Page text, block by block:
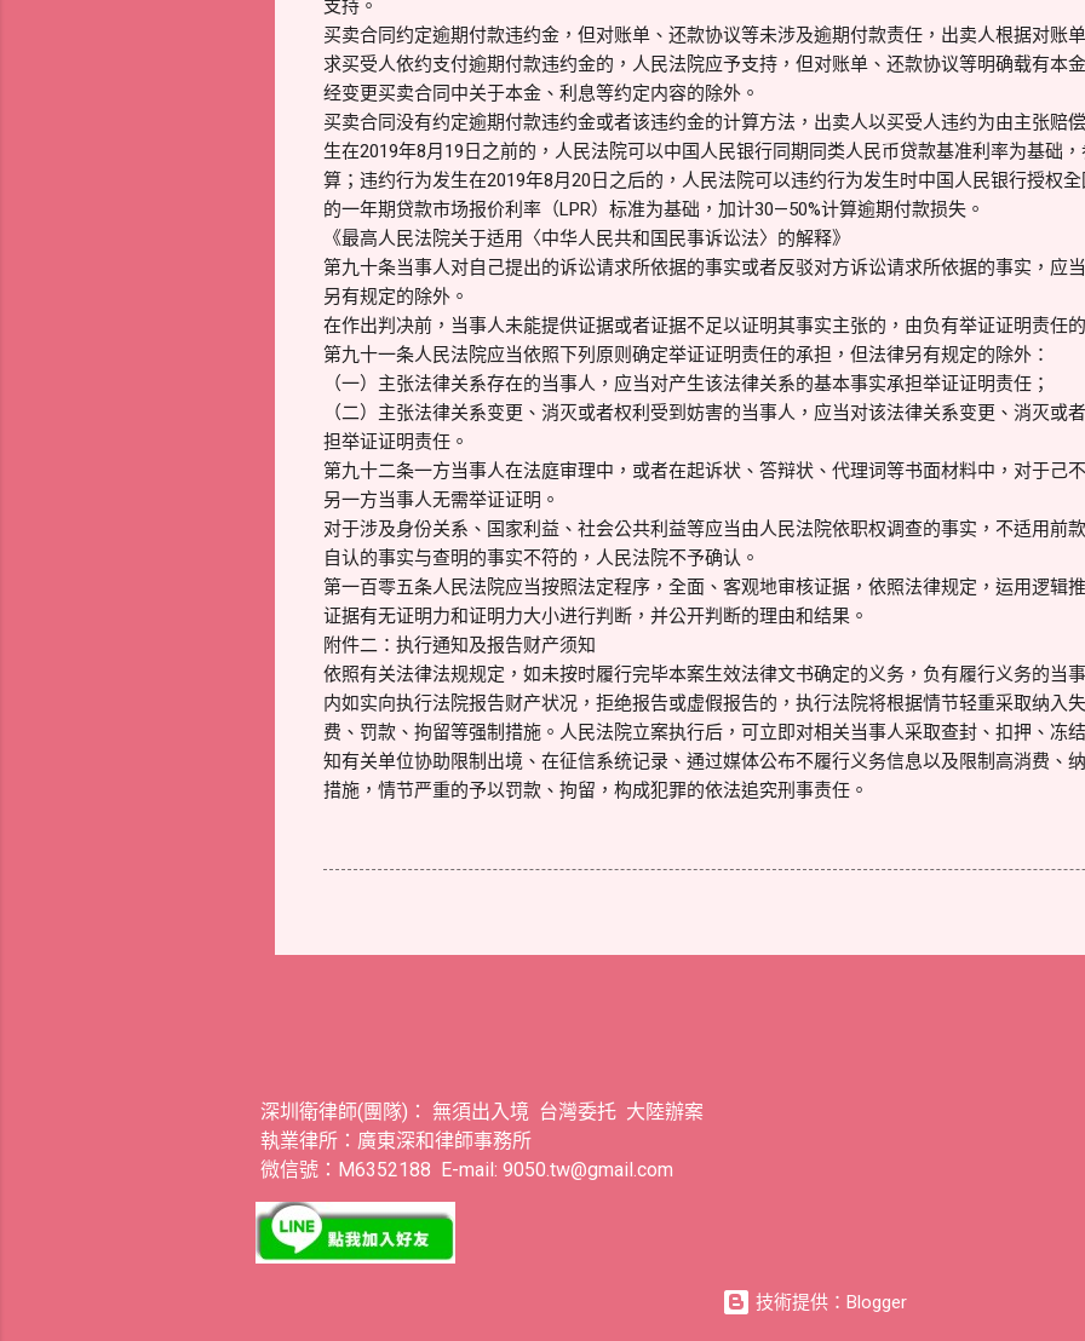
支持。
买卖合同约定逾期付款违约金，但对账单、还款协议等未涉及逾期付款责任，出卖人根据对账
求买受人依约支付逾期付款违约金的，人民法院应予支持，但对账单、还款协议等明确载有本
经变更买卖合同中关于本金、利息等约定内容的除外。
买卖合同没有约定逾期付款违约金或者该违约金的计算方法，出卖人以买受人违约为由主张赔
生在2019年8月19日之前的，人民法院可以中国人民银行同期同类人民币贷款基准利率为基础
算；违约行为发生在2019年8月20日之后的，人民法院可以违约行为发生时中国人民银行授权
的一年期贷款市场报价利率（LPR）标准为基础，加计30—50%计算逾期付款损失。
《最高人民法院关于适用〈中华人民共和国民事诉讼法〉的解释》
第九十条当事人对自己提出的诉讼请求所依据的事实或者反驳对方诉讼请求所依据的事实，应
另有规定的除外。
在作出判决前，当事人未能提供证据或者证据不足以证明其事实主张的，由负有举证证明责任
第九十一条人民法院应当依照下列原则确定举证证明责任的承担，但法律另有规定的除外：
（一）主张法律关系存在的当事人，应当对产生该法律关系的基本事实承担举证证明责任；
（二）主张法律关系变更、消灭或者权利受到妨害的当事人，应当对该法律关系变更、消灭或
担举证证明责任。
第九十二条一方当事人在法庭审理中，或者在起诉状、答辩状、代理词等书面材料中，对于己
另一方当事人无需举证证明。
对于涉及身份关系、国家利益、社会公共利益等应当由人民法院依职权调查的事实，不适用前
自认的事实与查明的事实不符的，人民法院不予确认。
第一百零五条人民法院应当按照法定程序，全面、客观地审核证据，依照法律规定，运用逻辑
证据有无证明力和证明力大小进行判断，并公开判断的理由和结果。
附件二：执行通知及报告财产须知
依照有关法律法规规定，如未按时履行完毕本案生效法律文书确定的义务，负有履行义务的当
内如实向执行法院报告财产状况，拒绝报告或虚假报告的，执行法院将根据情节轻重采取纳入
费、罚款、拘留等强制措施。人民法院立案执行后，可立即对相关当事人采取查封、扣押、冻
知有关单位协助限制出境、在征信系统记录、通过媒体公布不履行义务信息以及限制高消费、
措施，情节严重的予以罚款、拘留，构成犯罪的依法追究刑事责任。
深圳衛律師(團隊)： 無須出入境 台灣委托 大陸辦案
執業律所：廣東深和律師事務所
微信號：M6352188 E-mail: 9050.tw@gmail.com
技術提供：Blogger